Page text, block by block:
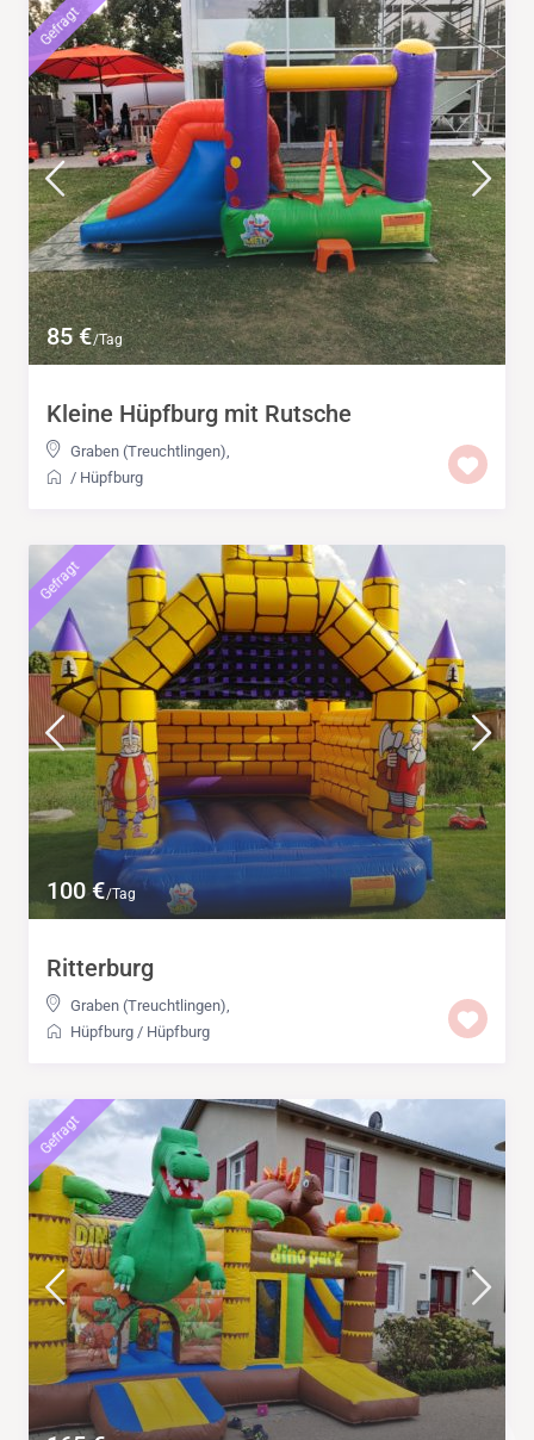
85 €/Tag
Gefragt
Kleine Hüpfburg mit Rutsche
Graben (Treuchtlingen),
/ Hüpfburg
100 €/Tag
Gefragt
Ritterburg
Graben (Treuchtlingen),
Hüpfburg / Hüpfburg
Gefragt